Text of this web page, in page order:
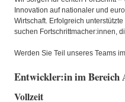
Innovation auf nationaler und
Wirtschaft. Erfolgreich
suchen Fortschrittmacher:innen,
Werden Sie Teil unseres Teams
Entwickler:in im Bereich
Vollzeit